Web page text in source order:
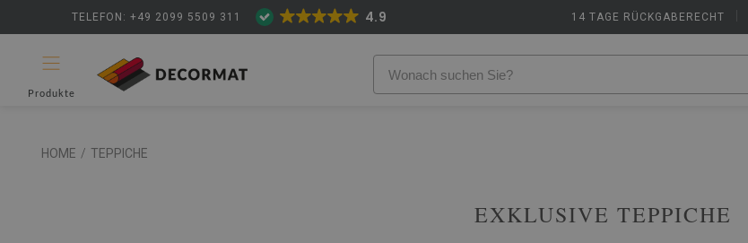
TELEFON: +49 2099 5509 311 14 TAGE RÜCKGABERECHT
4.9
Produkte
HOME / TEPPICHE
EXKLUSIVE TEPPICHE